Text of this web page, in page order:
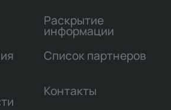
Раскрытие
информации
Список партнеров
Контакты